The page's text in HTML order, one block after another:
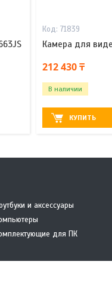
71839
Камера для
212 430 ₸
В наличии
КУПИТЬ
и аксессуары
для ПК